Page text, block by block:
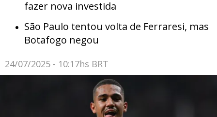
fazer nova investida
São Paulo tentou volta de Ferraresi, mas
Botafogo negou
24/07/2025 - 10:17hs BRT